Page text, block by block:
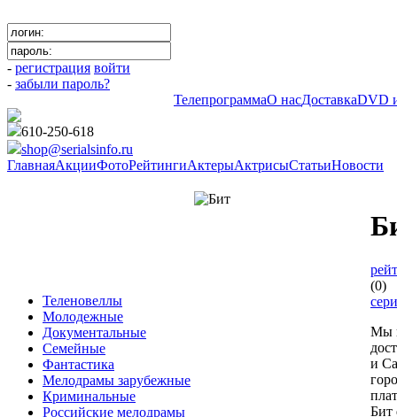
- регистрация войти
- забыли пароль?
ТелепрограммаО насДоставкаDVD
610-250-618
shop@serialsinfo.ru
ГлавнаяАкцииФотоРейтингиАктерыАктрисыСтатьиНовости
Теленовеллы
Молодежные
Документальные
Семейные
Фантастика
Мелодрамы зарубежные
Криминальные
Российские мелодрамы
(0)
Мы
и
Бит